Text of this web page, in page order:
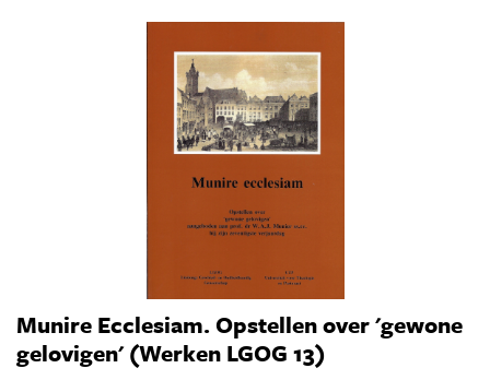
Munire Ecclesiam. Opstellen over 'gewone
gelovigen' (Werken LGOG 13)